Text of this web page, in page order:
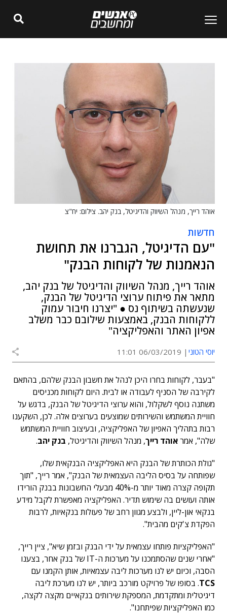
אוהד רייך, מנהל השיווק והדיגיטל, בנק יהב. צילום: יח"צ
חדשות
"עם הדיגיטל, הגברנו את תחושת
הנאמנות של לקוחות הבנק"
אוהד רייך, מנהל השיווק והדיגיטל של בנק יהב,
מתאר את פיתוח ערוצי הדיגיטל של הבנק,
שנעשתה בשיתוף נס ● "יצרנו חיבור עמוק
ללקוחות הבנק, באמצעות שילובם כבר משלב
אפיון האתר והאפליקציה"
יוסי הטוני 06/03/2019 11:01
"בעבר, לקוחות בחרו היכן לנהל את חשבון הבנק שלהם, בהתאם
לקירבה של הסניף לעבודה או לבית. היום לקוחות מכניסים
משתנה נוסף לשקלול, והוא ערוצי הדיגיטל של הבנק, בדגש על
חוויית המשתמש והשירותים שמוצעים בערוצים אלה. לכן, השקענו
רבות בתהליך האפיון של האפליקציה, ובעיצוב חוויית המשתמש
שלה", אמראוהד רייך, מנהל השיווק והדיגיטל, בנק יהב.
"גולת הכותרת של הבנק היא האפליקציה הבנקאית שלו,
שפותחה על בסיס הליבה העצמאית של הבנק", אמר רייך, "תוך
תקופה קצרה מאוד יותר מ-40% מבעלי החשבונות בבנק הורידו
אותה ועושים בה שימוש תדיר. האפליקציה מאפשרת לקבל מידע
בנקאי און-ליין, ולבצע מגוון רחב של פעולות בנקאיות, לרבות
הפקדת צ'קים מהבית".
"האפליקציות פותחו עצמאית על ידי הבנק ובזמן שיא", ציין רייך,
"אחרי שנים שהסתמכנו על מערכות ה-IT של בנק אחר, בצענו
הסבה, וכיום יש לנו מערכות ליבה עצמאיות, אותן הקמנו עם
TCS. בסופו של פרויקט מורכב ביותר, יש לנו מערכת ליבה
דיגיטלית ומתקדמת, המספקת שירותים בנקאיים מקצה לקצה,
כמו האפליקציות שפיתחנו".